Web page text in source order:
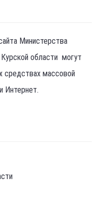
Министерства
области могут
средствах массовой
Интернет.